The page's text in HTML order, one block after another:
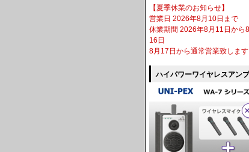
【夏季休業のお知らせ】
営業日 2026年8月10日まで
休業期間 2026年8月11日から
16日
8月17日から通常営業致します
ハイパワーワイヤレスアンプ